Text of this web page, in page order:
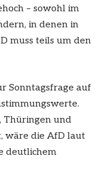
– sowohl im
in denen in
muss teils um den
Sonntagsfrage auf
Thüringen und
wäre die AfD laut
deutlichem